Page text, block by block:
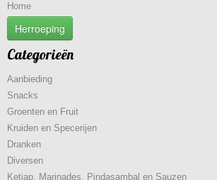
Home
Herroeping
Categorieën
Aanbieding
Snacks
Groenten en Fruit
Kruiden en Specerijen
Dranken
Diversen
Ketjap, Marinades, Pindasambal en Sauzen